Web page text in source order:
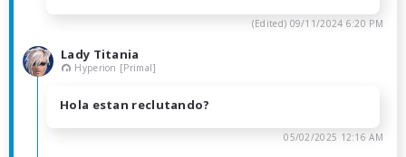
(Edited) 09/11/2024 6:20 PM
Lady Titania
Hyperion [Primal]
Hola estan reclutando?
05/02/2025 12:16 AM